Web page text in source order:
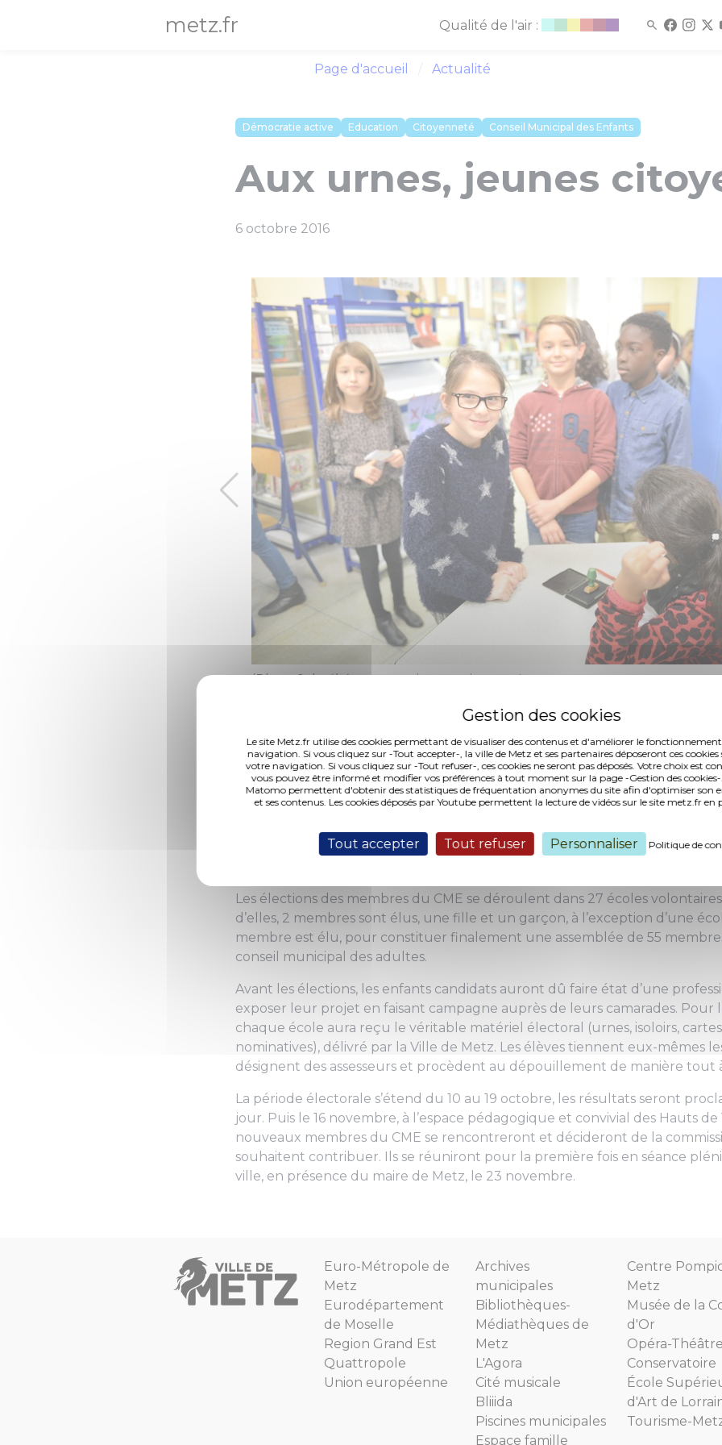
Le site Metz.fr utilise des cookies permettant de visualiser des contenus et d'améliorer le
navigation. Si vous cliquez sur -Tout accepter-, la ville de Metz et ses partenaires déposeront ces
votre navigation. Si vous cliquez sur -Tout refuser-, ces cookies ne seront pas déposés. Votre choix est
vous pouvez être informé et modifier vos préférences à tout moment sur la page -Gestion des cookies-.
Matomo permettent d'obtenir des statistiques de fréquentation anonymes du site afin d'optimiser son
et ses contenus. Les cookies déposés par Youtube permettent la lecture de vidéos sur le site metz.fr en
Tout accepter Tout refuser Personnaliser Politique de
metz.fr Qualité de l'air :
Page d'accueil Actualité
Démocratie active Education Citoyenneté Conseil Municipal des Enfants
Aux urnes, jeunes
6 octobre 2016
(Photo 1 de 4) Aux urnes, jeunes citoyens !
Les élèves de CM1 de l'école des Iles viennent de donner le coup d'envoi
nouveau conseil municipal des enfants. 27 écoles volontaires sont
Lundi 10 octobre l’école des Iles, rue Saint-Vincent, a donné le coup
membres du prochain Conseil municipal des enfants (CME). Danielle Bori,
chargée de l’éducation, et Thomas Scuderi, adjoint au maire chargé de la
instance renouvelée en cette rentrée. Une manière d'apprentissage à la
Les élections des membres du CME se déroulent dans 27 écoles
d’elles, 2 membres sont élus, une fille et un garçon, à l’exception d’une
membre est élu, pour constituer finalement une assemblée de 55
conseil municipal des adultes.
Avant les élections, les enfants candidats auront dû faire état d’une
exposer leur projet en faisant campagne auprès de leurs camarades. Pour
chaque école aura reçu le véritable matériel électoral (urnes, isoloirs,
nominatives), délivré par la Ville de Metz. Les élèves tiennent eux-mêmes
désignent des assesseurs et procèdent au dépouillement de manière tout
La période électorale s’étend du 10 au 19 octobre, les résultats seront
jour. Puis le 16 novembre, à l’espace pédagogique et convivial des Hauts de
nouveaux membres du CME se rencontreront et décideront de la
souhaitent contribuer. Ils se réuniront pour la première fois en séance
ville, en présence du maire de Metz, le 23 novembre.
Euro-Métropole de
Metz
Eurodépartement
de Moselle
Region Grand Est
Quattropole
Union européenne
Archives
municipales
Bibliothèques-
Médiathèques de
Metz
L'Agora
Cité musicale
Bliiida
Piscines municipales
Espace famille
Centre
Metz
Musée de la
d'Or
Opéra-Théâtre
Conservatoire
École
d'Art de
Tourisme-